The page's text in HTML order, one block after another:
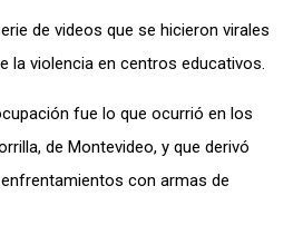
de videos que se hicieron virales
la violencia en centros educativos.
fue lo que ocurrió en los
de Montevideo, y que derivó
con armas de